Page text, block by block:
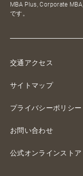
MBA Plus, Corporate
です。
交通アクセス
サイトマップ
プライバシーポリシー
お問い合わせ
公式オンラインストア